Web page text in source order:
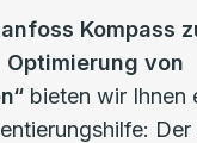
Kompass
von
bieten wir Ihnen
Der